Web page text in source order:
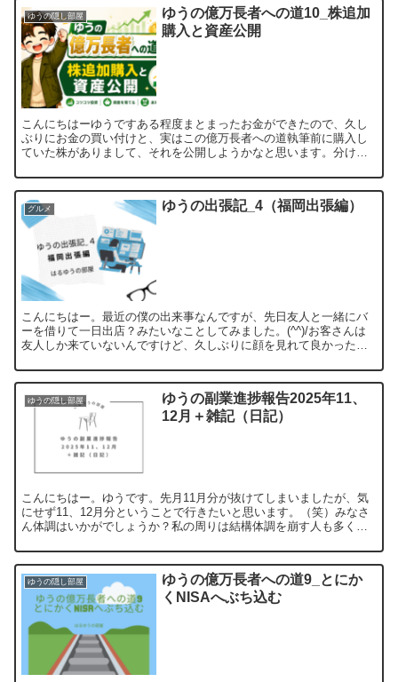
ゆうの隠し部屋
ゆうの億万長者への道10_株追加
購入と資産公開
こんにちはーゆうですある程度まとまったお金ができたので、久し
ぶりにお金の買い付けと、実はこの億万長者への道執筆前に購入し
ていた株がありまして、それを公開しようかなと思います。分けて
グルメ ゆうの出張記_4（福岡出張編）
こんにちはー。最近の僕の出来事なんですが、先日友人と一緒にバ
ーを借りて一日出店？みたいなことしてみました。(^^)/お客さんは
友人しか来ていないんですけど、久しぶりに顔を見れて良かった
ゆうの隠し部屋
ゆうの副業進捗報告2025年11、
12月＋雑記（日記）
こんにちはー。ゆうです。先月11月分が抜けてしまいましたが、気
にせず11、12月分ということで行きたいと思います。（笑）みなさ
ん体調はいかがでしょうか？私の周りは結構体調を崩す人も多く、
ゆうの隠し部屋
ゆうの億万長者への道9_とにか
くNISAへぶち込む